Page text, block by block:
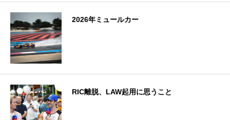
2026年ミュールカー
RIC離脱、LAW起用に思うこと